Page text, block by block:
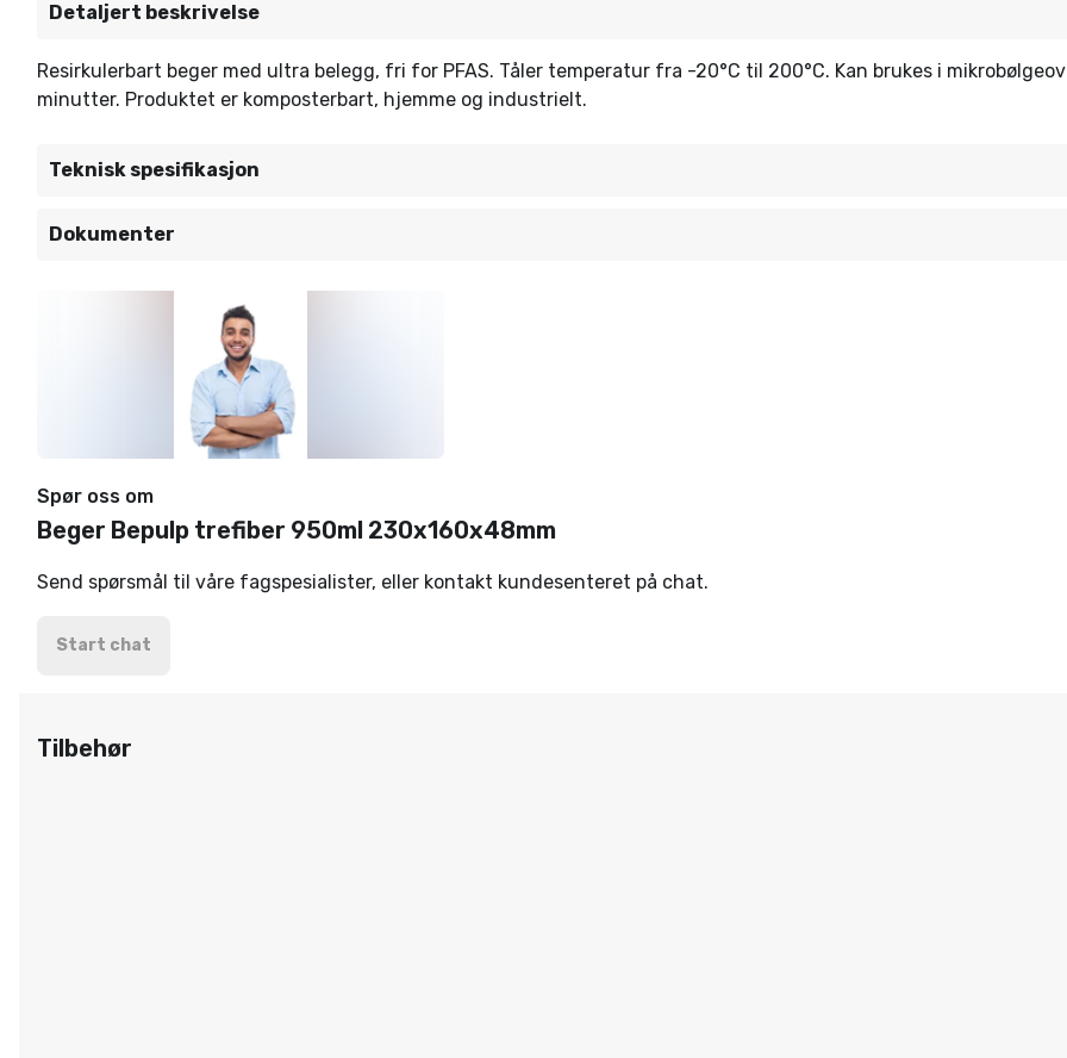
Detaljert beskrivelse
Resirkulerbart beger med ultra belegg, fri for PFAS. Tåler temperatur fra -20°C til 200°C. Kan brukes i
minutter. Produktet er komposterbart, hjemme og industrielt.
Teknisk spesifikasjon
Dokumenter
Spør oss om
Beger Bepulp trefiber 950ml 230x160x48mm
Send spørsmål til våre fagspesialister, eller kontakt kundesenteret på chat.
Start chat
Tilbehør